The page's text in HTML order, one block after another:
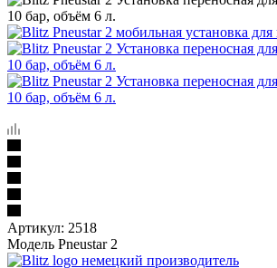
Артикул: 2518
Модель Pneustar 2